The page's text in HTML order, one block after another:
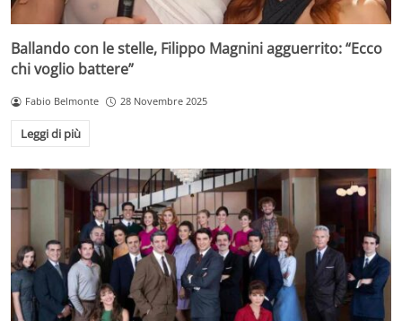
Ballando con le stelle, Filippo Magnini agguerrito: “Ecco
chi voglio battere”
Fabio Belmonte 28 Novembre 2025
Leggi di più